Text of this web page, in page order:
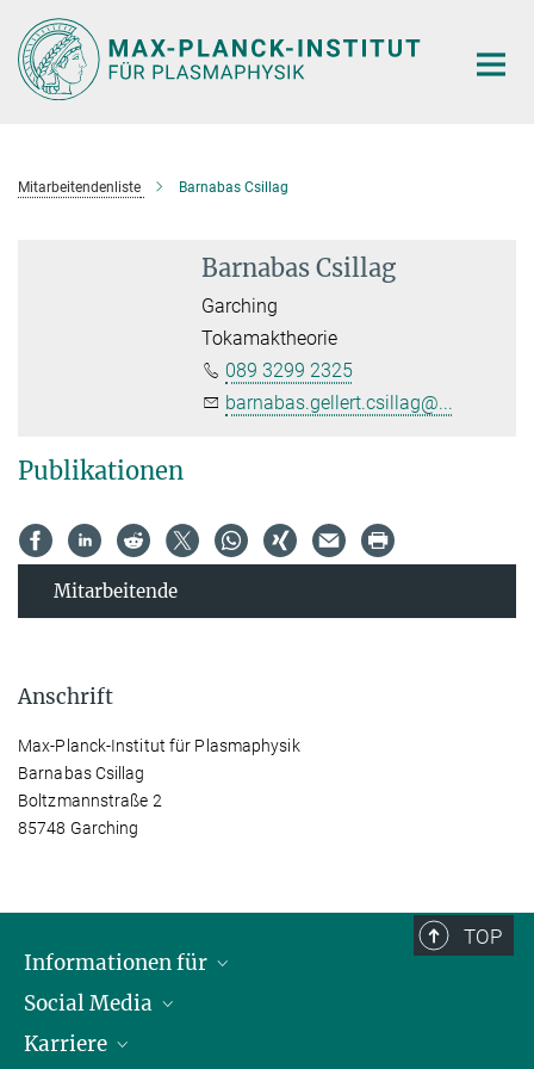
Hauptinhalt
Mitarbeitendenliste Barnabas Csillag
Barnabas Csillag
Garching
Tokamaktheorie
089 3299 2325
barnabas.gellert.csillag@...
Publikationen
Mitarbeitende
Anschrift
Max-Planck-Institut für Plasmaphysik
Barnabas Csillag
Boltzmannstraße 2
85748 Garching
TOP
Informationen für
Journalisten
Schule
Social Media
LinkedIn
Karriere